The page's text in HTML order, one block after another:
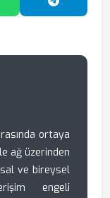
Paylaş
ortaya
ağ üzerinden
ve bireysel
engeli